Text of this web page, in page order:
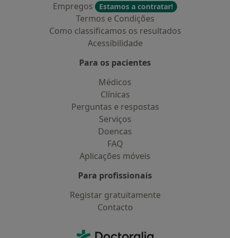
Empregos
Estamos a contratar!
Termos e Condições
Como classificamos os resultados
Acessibilidade
Para os pacientes
Médicos
Clínicas
Perguntas e respostas
Serviços
Doencas
FAQ
Aplicações móveis
Para profissionais
Registar gratuitamente
Contacto
Doctoralia - Homepage